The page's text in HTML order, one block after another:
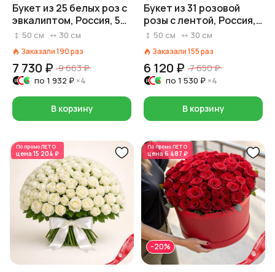
Букет из 25 белых роз с
эвкалиптом, Россия, 50
см50 см 30 см
Заказали190раз
7 730 ₽ 9 663 ₽
по 1 932 ₽ ×4
В корзину
Букет из 31 розовой
розы с лентой, Россия,
50 см
50 см 30 см
Заказали155раз
6 120 ₽ 7 650 ₽
по 1 530 ₽ ×4
В корзину
По промоЛЕТО
цена 15 204 ₽
По промоЛЕТО
цена6 487 ₽
-20%